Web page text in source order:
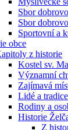
Sbor
Sbor
Sportovní a
obce
z historie
Kostel sv.
Významní
Zajímavá
Lidé a tradice
Rodiny a
Historie
Z